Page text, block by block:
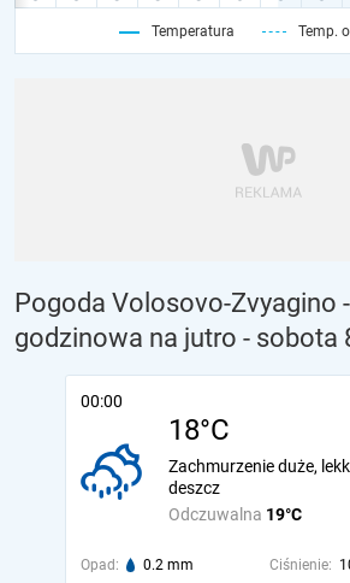
Temperatura Temp.
Pogoda Volosovo-Zvyagino
godzinowa na jutro - sobota
00:00
18°C
Odczuwalna 19°C
Zachmurzenie duże,
deszcz
Opad: 0.2 mm Ciśnienie: